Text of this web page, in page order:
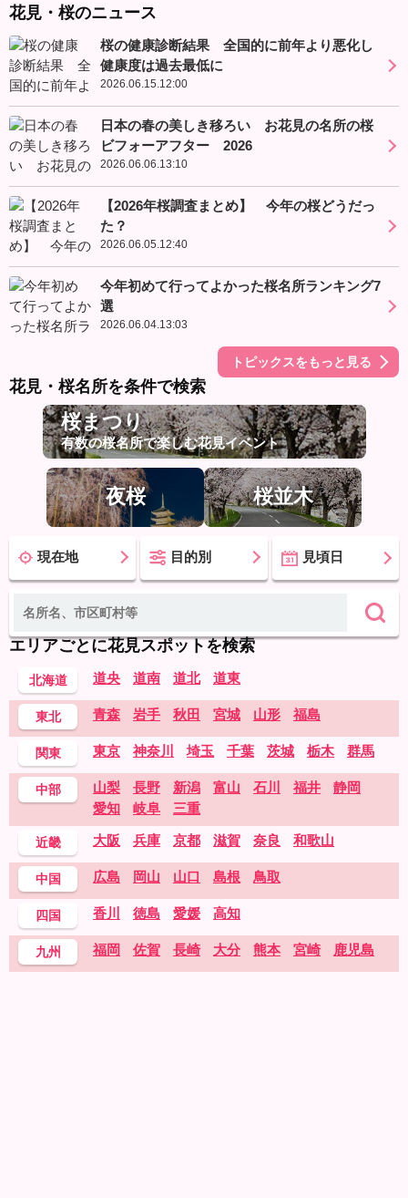
花見・桜のニュース
桜の健康診断結果 全国的に前年より悪化し
健康度は過去最低に
2026.06.15.12:00
日本の春の美しき移ろい お花見の名所の桜
ビフォーアフター 2026
2026.06.06.13:10
【2026年桜調査まとめ】 今年の桜どうだっ
た？
2026.06.05.12:40
今年初めて行ってよかった桜名所ランキング7
選
2026.06.04.13:03
トピックスをもっと見る
花見・桜名所を条件で検索
桜まつり
有数の桜名所で楽しむ花見イベント
夜桜 桜並木
現在地 目的別 見頃日
エリアごとに花見スポットを検索
北海道 道央 道南 道北 道東
東北 青森 岩手 秋田 宮城 山形 福島
関東 東京 神奈川 埼玉 千葉 茨城 栃木 群馬
中部 山梨 長野 新潟 富山 石川 福井
静岡
愛知
岐阜 三重
近畿 大阪 兵庫 京都 滋賀 奈良 和歌山
中国 広島 岡山 山口 島根 鳥取
四国 香川 徳島 愛媛 高知
九州 福岡 佐賀 長崎 大分 熊本 宮崎 鹿児島